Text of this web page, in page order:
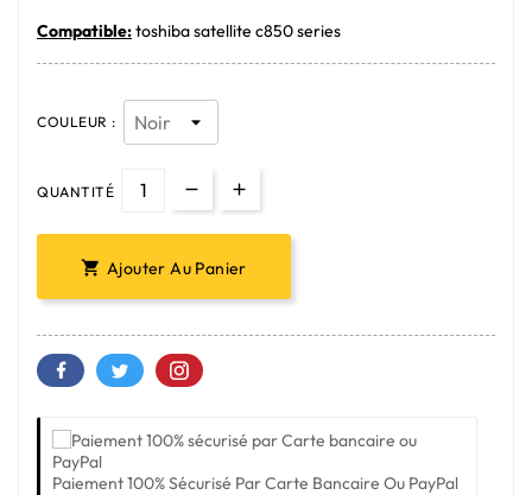
Compatible:toshiba satellite c850 series
COULEUR :
QUANTITÉ
 Ajouter Au Panier
Paiement 100% Sécurisé Par Carte Bancaire Ou PayPal